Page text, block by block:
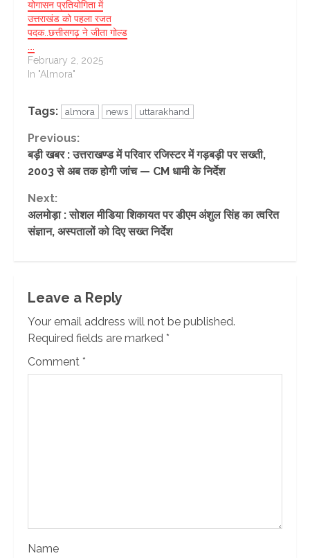
योगासन प्रतियोगिता में
उत्तराखंड को पहला रजत
पदक..छत्तीसगढ़ ने जीता गोल्ड
February 2, 2025
In "Almora"
Tags: almora news uttarakhand
Continue
Reading
Previous:
बड़ी खबर : उत्तराखण्ड में परिवार रजिस्टर में गड़बड़ी पर सख्ती,
2003 से अब तक होगी जांच — CM धामी के निर्देश
Next:
अलमोड़ा : सोशल मीडिया शिकायत पर डीएम अंशुल सिंह का त्वरित
संज्ञान, अस्पतालों को दिए सख्त निर्देश
Leave a Reply
Your email address will not be published.
Required fields are marked *
Comment *
Name